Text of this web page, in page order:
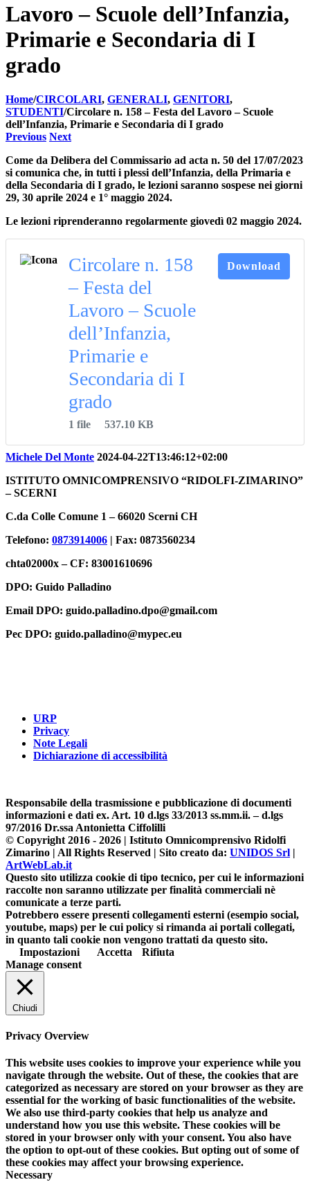
Lavoro – Scuole dell’Infanzia,
Primarie e Secondaria di I
grado
Home/CIRCOLARI, GENERALI, GENITORI,
STUDENTI/Circolare n. 158 – Festa del Lavoro – Scuole
dell’Infanzia, Primarie e Secondaria di I grado
Previous Next
Come da Delibera del Commissario ad acta n. 50 del 17/07/2023
si comunica che, in tutti i plessi dell’Infanzia, della Primaria e
della Secondaria di I grado, le lezioni saranno sospese nei giorni
29, 30 aprile 2024 e 1° maggio 2024.
Le lezioni riprenderanno regolarmente giovedì 02 maggio 2024.
Circolare n. 158
– Festa del
Lavoro – Scuole
dell’Infanzia,
Primarie e
Secondaria di I
grado
1 file 537.10 KB
Download
Michele Del Monte 2024-04-22T13:46:12+02:00
ISTITUTO OMNICOMPRENSIVO “RIDOLFI-ZIMARINO”
– SCERNI
C.da Colle Comune 1 – 66020 Scerni CH
Telefono: 0873914006 | Fax: 0873560234
chta02000x – CF: 83001610696
DPO: Guido Palladino
Email DPO: guido.palladino.dpo@gmail.com
Pec DPO: guido.palladino@mypec.eu
URP
Privacy
Note Legali
Dichiarazione di accessibilità
Responsabile della trasmissione e pubblicazione di documenti
informazioni e dati ex. Art. 10 d.lgs 33/2013 ss.mm.ii. – d.lgs
97/2016 Dr.ssa Antonietta Ciffolilli
© Copyright 2016 - 2026 | Istituto Omnicomprensivo Ridolfi
Zimarino | All Rights Reserved | Sito creato da: UNIDOS Srl |
ArtWebLab.it
Questo sito utilizza cookie di tipo tecnico, per cui le informazioni
raccolte non saranno utilizzate per finalità commerciali nè
comunicate a terze parti.
Potrebbero essere presenti collegamenti esterni (esempio social,
youtube, maps) per le cui policy si rimanda ai portali collegati,
in quanto tali cookie non vengono trattati da questo sito.
Impostazioni
Accetta
Rifiuta
Manage consent
Chiudi
Privacy Overview
This website uses cookies to improve your experience while you
navigate through the website. Out of these, the cookies that are
categorized as necessary are stored on your browser as they are
essential for the working of basic functionalities of the website.
We also use third-party cookies that help us analyze and
understand how you use this website. These cookies will be
stored in your browser only with your consent. You also have
the option to opt-out of these cookies. But opting out of some of
these cookies may affect your browsing experience.
Necessary